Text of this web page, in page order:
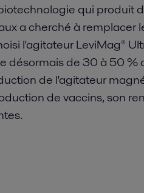
qui produit
a cherché à remplacer
l'agitateur LeviMag®
désormais de 30 à 50
de l'agitateur
de vaccins, son